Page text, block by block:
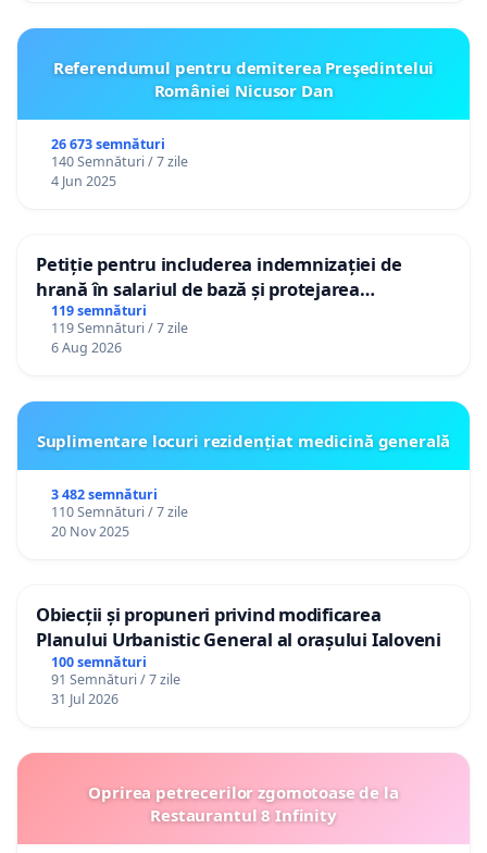
Referendumul pentru demiterea Preşedintelui
României Nicusor Dan
26 673 semnături
140 Semnături / 7 zile
4 Jun 2025
Petiție pentru includerea indemnizației de
hrană în salariul de bază și protejarea
gradațiilor de vechime pentru asistenții
personali
119 semnături
119 Semnături / 7 zile
6 Aug 2026
Suplimentare locuri rezidențiat medicină generală
3 482 semnături
110 Semnături / 7 zile
20 Nov 2025
Obiecții și propuneri privind modificarea
Planului Urbanistic General al orașului Ialoveni
100 semnături
91 Semnături / 7 zile
31 Jul 2026
Oprirea petrecerilor zgomotoase de la
Restaurantul 8 Infinity